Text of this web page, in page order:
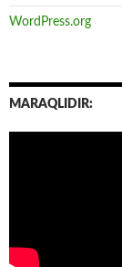
WordPress.org
MARAQLIDIR: